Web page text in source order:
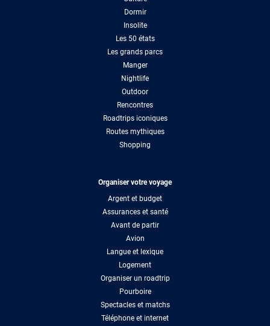
Dormir
Insolite
Les 50 états
Les grands parcs
Manger
Nightlife
Outdoor
Rencontres
Roadtrips iconiques
Routes mythiques
Shopping
Organiser votre voyage
Argent et budget
Assurances et santé
Avant de partir
Avion
Langue et lexique
Logement
Organiser un roadtrip
Pourboire
Spectacles et matchs
Téléphone et internet